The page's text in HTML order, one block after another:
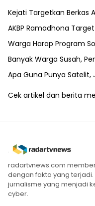
Kejati Targetkan Berkas
AKBP Ramadhona
Warga Harap Program
Banyak Warga Susah,
Apa Guna Punya Satelit,
Cek artikel dan berita
radartvnews.com
dengan fakta yang
jurnalisme yang menjadi
cyber.